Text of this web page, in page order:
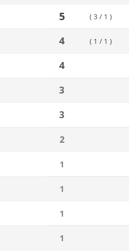
5 ( 3 / 1 )
4 ( 1 / 1 )
4
3
3
2
1
1
1
1